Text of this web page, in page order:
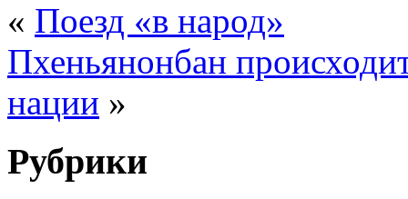
« Поезд «в народ»
Пхеньянонбан
нации »
Рубрики